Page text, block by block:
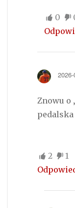
0
Znowu o
pedalska
2
1